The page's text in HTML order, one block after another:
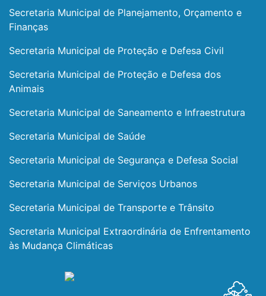
Secretaria Municipal de Planejamento, Orçamento e
Finanças
Secretaria Municipal de Proteção e Defesa Civil
Secretaria Municipal de Proteção e Defesa dos
Animais
Secretaria Municipal de Saneamento e Infraestrutura
Secretaria Municipal de Saúde
Secretaria Municipal de Segurança e Defesa Social
Secretaria Municipal de Serviços Urbanos
Secretaria Municipal de Transporte e Trânsito
Secretaria Municipal Extraordinária de Enfrentamento
às Mudança Climáticas